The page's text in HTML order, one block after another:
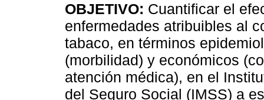
OBJETIVO: Cuantificar el
enfermedades atribuibles al
tabaco, en términos
(morbilidad) y económicos
atención médica), en el
del Seguro Social (IMSS) a